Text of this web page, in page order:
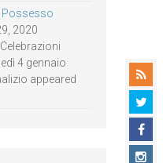
Possesso
2020
4 gennaio
appeared